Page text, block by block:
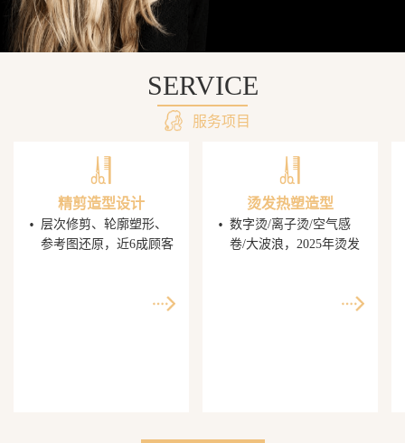
SERVICE
服务项目
精剪造型设计
· 层次修剪、轮廓塑形、
参考图还原，近6成顾客
烫发热塑造型
· 数字烫/离子烫/空气感
卷/大波浪，2025年烫发
世代最爱分享的发型设